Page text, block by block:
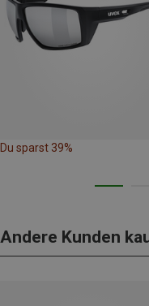
Du sparst 39%
Andere Kunden